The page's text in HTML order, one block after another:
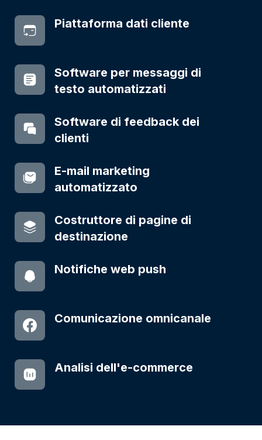
Piattaforma dati cliente
Software per messaggi di
testo automatizzati
Software di feedback dei
clienti
E-mail marketing
automatizzato
Costruttore di pagine di
destinazione
Notifiche web push
Comunicazione omnicanale
Analisi dell'e-commerce